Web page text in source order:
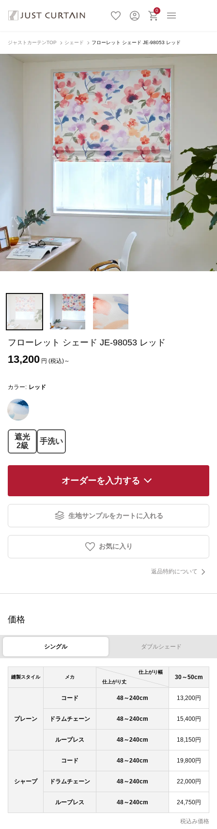
0
ジャストカーテンTOP シェード フローレット シェード JE-98053 レッド
フローレット シェード JE-98053 レッド
13,200 円 (税込)～
カラー: レッド
遮光
2級
手洗い
オーダーを入力する
生地サンプルをカートに入れる
お気に入り
返品特約について
価格
シングル ダブルシェード
縫製スタイル メカ
仕上がり幅
仕上がり丈
30～50cm
プレーン
コード 48～240cm 13,200円
ドラムチェーン 48～240cm 15,400円
ループレス 48～240cm 18,150円
シャープ
コード 48～240cm 19,800円
ドラムチェーン 48～240cm 22,000円
ループレス 48～240cm 24,750円
税込み価格